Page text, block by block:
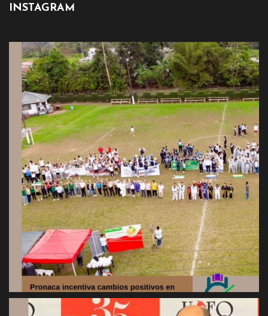
INSTAGRAM